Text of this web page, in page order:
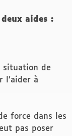
aides :
situation de
l’aider à
force dans les
pas poser